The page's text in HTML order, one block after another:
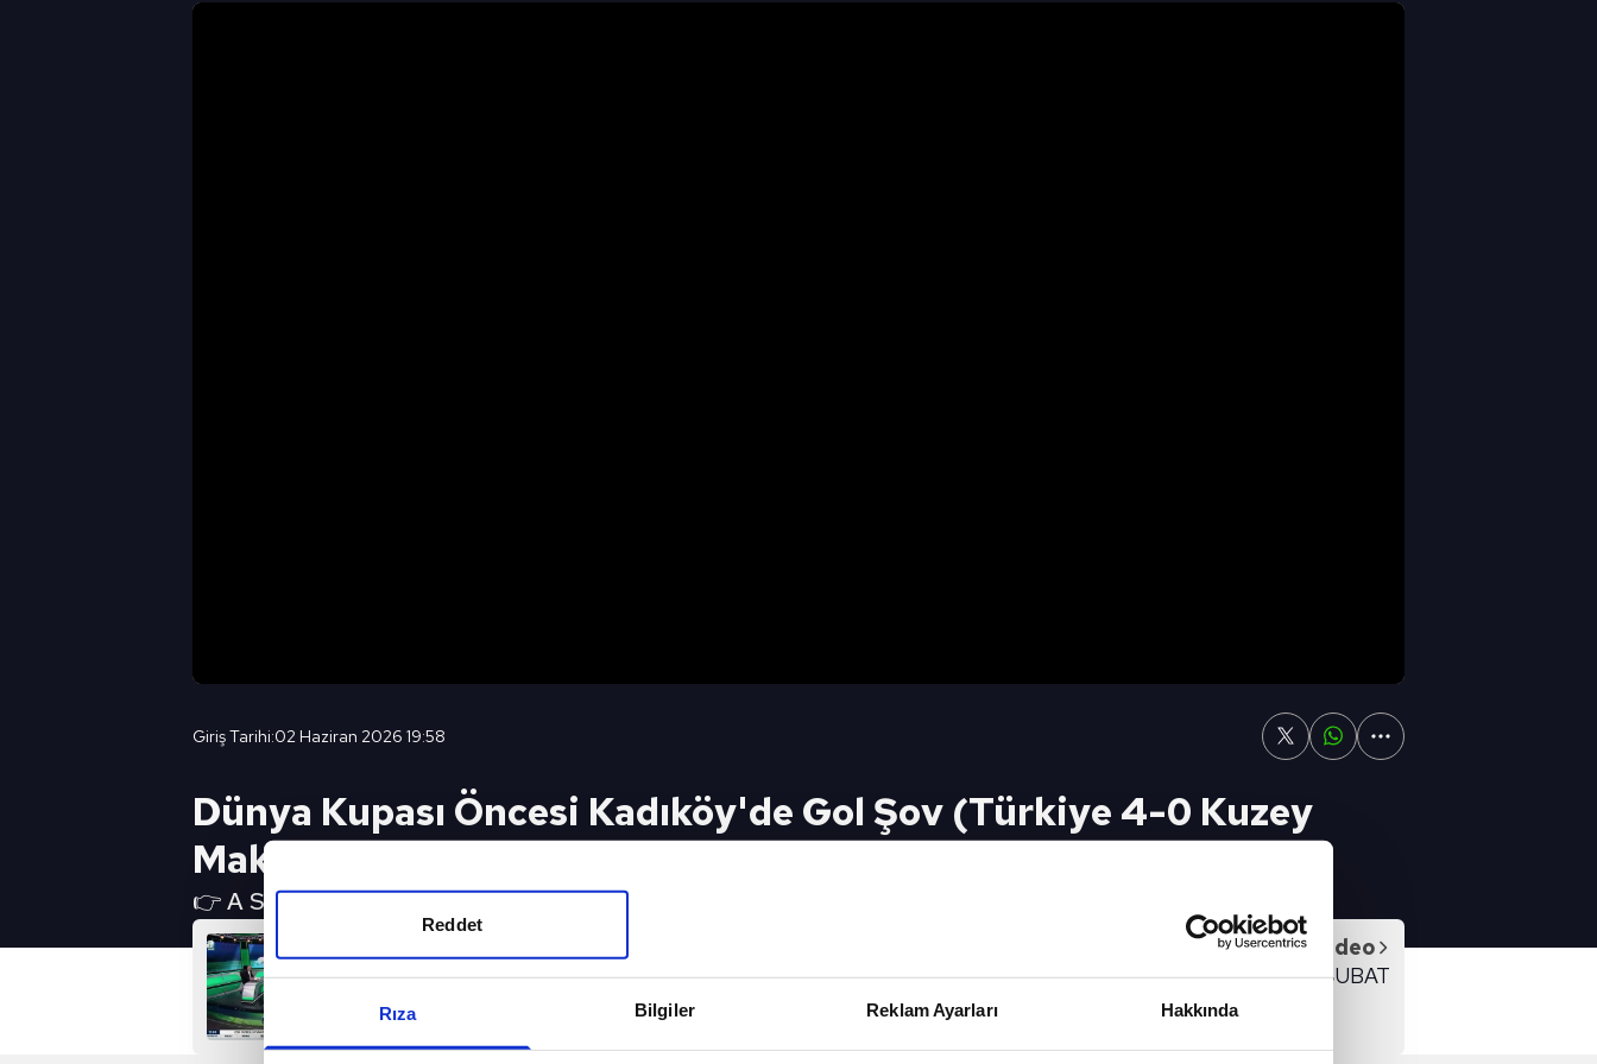
Rıza Bilgiler Reklam Ayarları Hakkında
Reddet
Giriş Tarihi:02 Haziran 2026 19:58
Dünya Kupası Öncesi Kadıköy'de Gol Şov (Türkiye 4-0 Kuzey
Makendoya)
👉 A SPOR YouTube Canlı Yayın İçin Tıkla
Sonraki Video
SPOR GÜNDEMİ 18 ŞUBAT